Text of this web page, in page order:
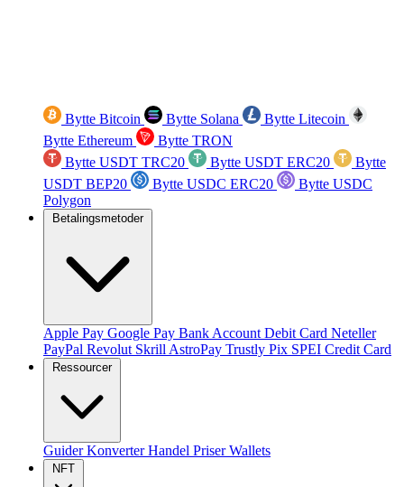
Bytte Bitcoin Bytte Solana
Bytte Litecoin
Bytte Ethereum
Bytte TRON
Bytte USDT TRC20
Bytte USDT ERC20
Bytte
USDT BEP20
Bytte USDC ERC20
Bytte USDC
Polygon
Betalingsmetoder
Apple Pay Google Pay Bank Account Debit Card Neteller
PayPal Revolut Skrill AstroPay Trustly Pix SPEI Credit Card
Ressourcer
GuiderKonverterHandel PriserWallets
NFT